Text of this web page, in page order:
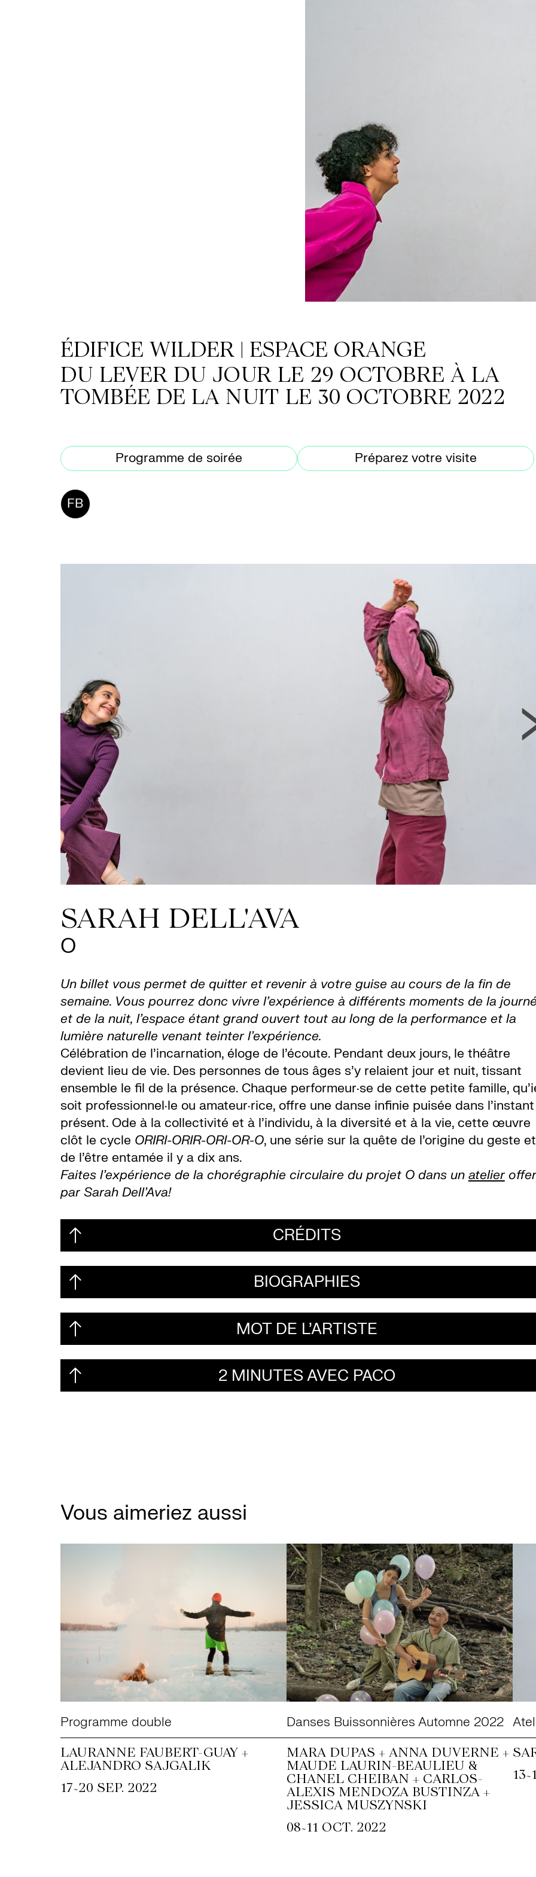
salles
ÉDIFICE WILDER | ESPACE ORANGE
DU LEVER DU JOUR LE 29 OCTOBRE À LA
TOMBÉE DE LA NUIT LE 30 OCTOBRE 2022
Programme de soirée Préparez votre visite
FB
SARAH DELL'AVA
O
Un billet vous permet de quitter et revenir à votre guise au cours de la fin de
semaine. Vous pourrez donc vivre l’expérience à différents moments de la
et de la nuit, l’espace étant grand ouvert tout au long de la performance et la
lumière naturelle venant teinter l’expérience.
Célébration de l’incarnation, éloge de l’écoute. Pendant deux jours, le théâtre
devient lieu de vie. Des personnes de tous âges s’y relaient jour et nuit, tissant
ensemble le fil de la présence. Chaque performeur·se de cette petite famille,
soit professionnel·le ou amateur·rice, offre une danse infinie puisée dans l’instant
présent. Ode à la collectivité et à l’individu, à la diversité et à la vie, cette œuvre
clôt le cycle ORIRI-ORIR-ORI-OR-O, une série sur la quête de l’origine du geste et
de l’être entamée il y a dix ans.
Faites l’expérience de la chorégraphie circulaire du projet O dans un atelier
par Sarah Dell’Ava!
CRÉDITS
BIOGRAPHIES
MOT DE L'ARTISTE
2 MINUTES AVEC PACO
Vous aimeriez aussi
Programme double
LAURANNE FAUBERT-GUAY +
ALEJANDRO SAJGALIK
17~20 SEP. 2022
Danses Buissonnières Automne 2022
MARA DUPAS + ANNA DUVERNE +
MAUDE LAURIN-BEAULIEU &
CHANEL CHEIBAN + CARLOS-
ALEXIS MENDOZA BUSTINZA +
JESSICA MUSZYNSKI
08~11 OCT. 2022
13~